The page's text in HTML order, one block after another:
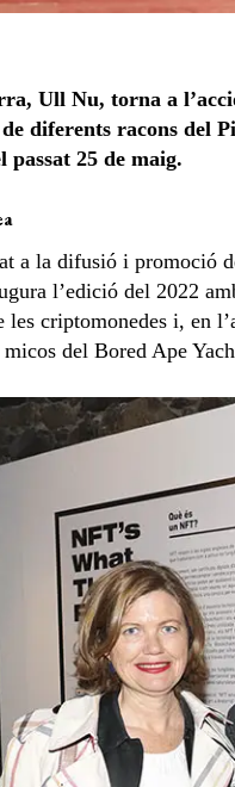
Ull Nu, torna a
diferents racons del
25 de maig.
a la difusió i promoció
l’edició del 2022
criptomonedes i, en
del Bored Ape